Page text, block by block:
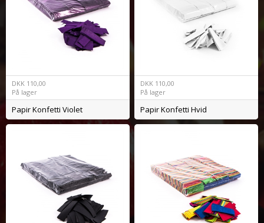
DKK 110,00
På lager
Papir Konfetti Violet
DKK 110,00
På lager
Papir Konfetti Hvid